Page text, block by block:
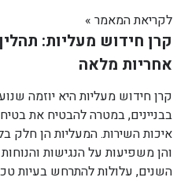
לקריאת המאמר »
קרן חידוש מעליות:
אחריות מלאה
קרן חידוש מעליות היא יוזמה
בבניינים, במטרה להבטיח את
איכות השירות. המעליות הן חלק
והן משפיעות על הנגישות והנוחות
השנים, עלולות להתרחש בעיות